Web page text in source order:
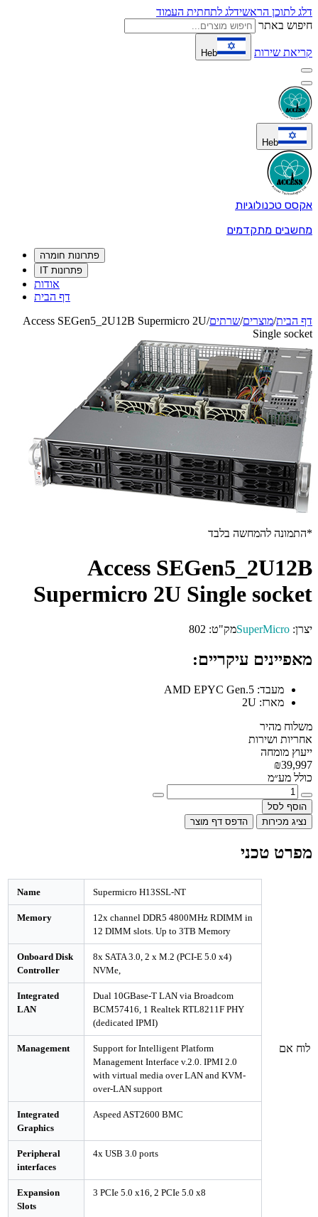
דלג לתוכן הראשידלג לתחתית העמוד
חיפוש באתר
קריאת שירות Heb
Heb
אקסס טכנולוגיות
מחשבים מתקדמים
פתרונות חומרה
פתרונות IT
אודות
דף הבית
דף הבית/מוצרים/שרתים/
Access SEGen5_2U12B Supermicro 2U
Single socket
*התמונה להמחשה בלבד
Access SEGen5_2U12B
Supermicro 2U Single socket
יצרן: SuperMicroמק"ט: 802
מאפיינים עיקריים:
מעבד:
מארז:
משלוח מהיר
אחריות ושירות
ייעוץ מומחה
₪39,997
כולל מע״מ
הוסף לסל
נציג מכירות
הדפס דף מוצר
מפרט טכני
לוח אם
Name Supermicro H13SSL-NT
Memory
12x channel DDR5 4800MHz RDIMM in
12 DIMM slots. Up to 3TB Memory
Onboard Disk
Controller
8x SATA 3.0, 2 x M.2 (PCI-E 5.0 x4)
NVMe,
Integrated
LAN
Dual 10GBase-T LAN via Broadcom
BCM57416, 1 Realtek RTL8211F PHY
(dedicated IPMI)
Management
Support for Intelligent Platform
Management Interface v.2.0. IPMI 2.0
with virtual media over LAN and KVM-
over-LAN support
Integrated
Graphics
Aspeed AST2600 BMC
Peripheral
interfaces
4x USB 3.0 ports
Expansion
Slots
3 PCIe 5.0 x16, 2 PCIe 5.0 x8